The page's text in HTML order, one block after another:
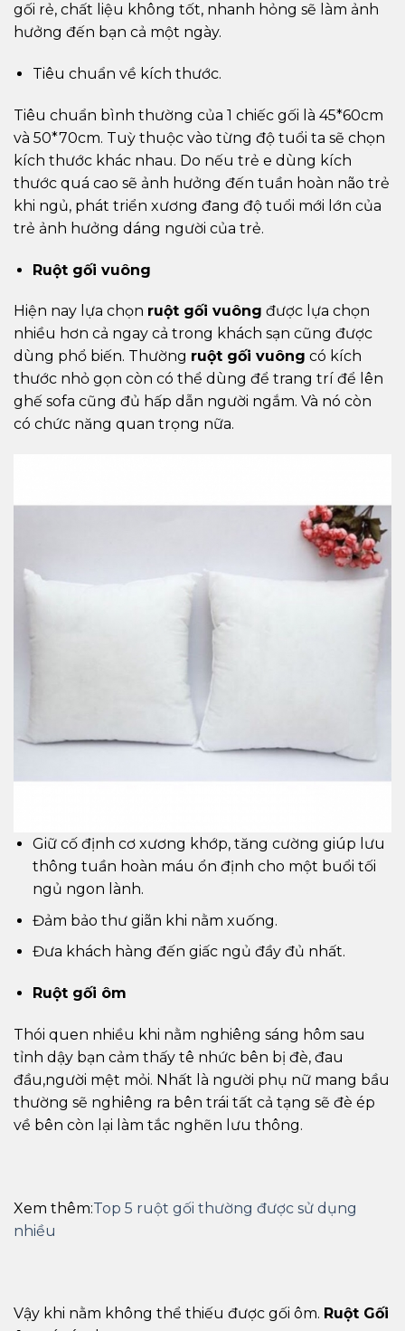
gối rẻ, chất liệu không tốt, nhanh hỏng sẽ làm ảnh
hưởng đến bạn cả một ngày.
Tiêu chuẩn về kích thước.
Tiêu chuẩn bình thường của 1 chiếc gối là 45*60cm
và 50*70cm. Tuỳ thuộc vào từng độ tuổi ta sẽ chọn
kích thước khác nhau. Do nếu trẻ e dùng kích
thước quá cao sẽ ảnh hưởng đến tuần hoàn não trẻ
khi ngủ, phát triển xương đang độ tuổi mới lớn của
trẻ ảnh hưởng dáng người của trẻ.
Ruột gối vuông
Hiện nay lựa chọn ruột gối vuông được lựa chọn
nhiều hơn cả ngay cả trong khách sạn cũng được
dùng phổ biến. Thường ruột gối vuông có kích
thước nhỏ gọn còn có thể dùng để trang trí để lên
ghế sofa cũng đủ hấp dẫn người ngắm. Và nó còn
có chức năng quan trọng nữa.
Giữ cố định cơ xương khớp, tăng cường giúp lưu
thông tuần hoàn máu ổn định cho một buổi tối
ngủ ngon lành.
Đảm bảo thư giãn khi nằm xuống.
Đưa khách hàng đến giấc ngủ đầy đủ nhất.
Ruột gối ôm
Thói quen nhiều khi nằm nghiêng sáng hôm sau
tỉnh dậy bạn cảm thấy tê nhức bên bị đè, đau
đầu,người mệt mỏi. Nhất là người phụ nữ mang bầu
thường sẽ nghiêng ra bên trái tất cả tạng sẽ đè ép
về bên còn lại làm tắc nghẽn lưu thông.
Xem thêm:Top 5 ruột gối thường được sử dụng
nhiều
Vậy khi nằm không thể thiếu được gối ôm. Ruột Gối